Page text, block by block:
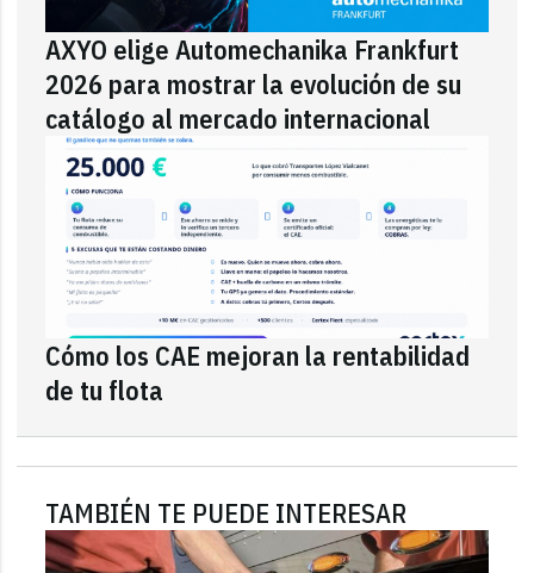
AXYO elige Automechanika Frankfurt
2026 para mostrar la evolución de su
catálogo al mercado internacional
Cómo los CAE mejoran la rentabilidad
de tu flota
TAMBIÉN TE PUEDE INTERESAR